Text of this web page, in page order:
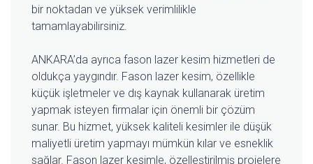
bir noktadan ve yüksek verimlilikle
tamamlayabilirsiniz.
ANKARA’da ayrıca fason lazer kesim hizmetleri de
oldukça yaygındır. Fason lazer kesim, özellikle
küçük işletmeler ve dış kaynak kullanarak üretim
yapmak isteyen firmalar için önemli bir çözüm
sunar. Bu hizmet, yüksek kaliteli kesimler ile düşük
maliyetli üretim yapmayı mümkün kılar ve esneklik
sağlar. Fason lazer kesimle, özelleştirilmiş projelere